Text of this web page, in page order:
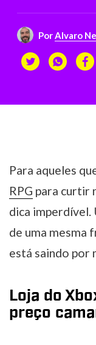
Por Alvaro
Para aqueles
RPG para curtir
dica imperdível.
de uma mesma
está saindo por
Loja do
preço